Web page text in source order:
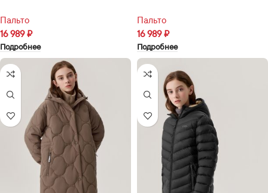
Пальто
16 989₽
Подробнее
Пальто
16 989₽
Подробнее